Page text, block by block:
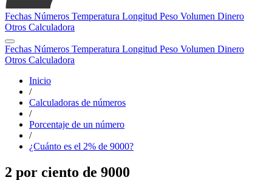
Fechas Números Temperatura Longitud Peso Volumen Dinero
Otros Calculadora
Fechas Números Temperatura Longitud Peso Volumen Dinero
Otros Calculadora
Inicio
/
Calculadoras de números
/
Porcentaje de un número
/
¿Cuánto es el 2% de 9000?
2 por ciento de 9000